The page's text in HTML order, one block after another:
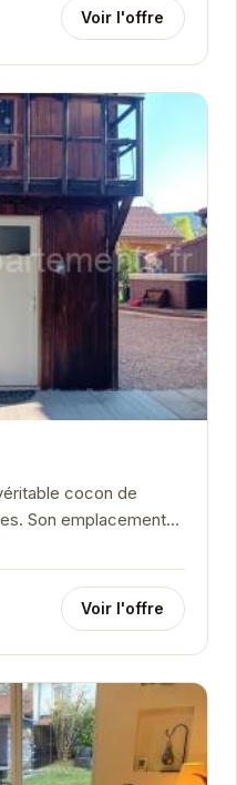
Voir l'offre
cocon de
Son emplacement
pleinement des...
Voir l'offre